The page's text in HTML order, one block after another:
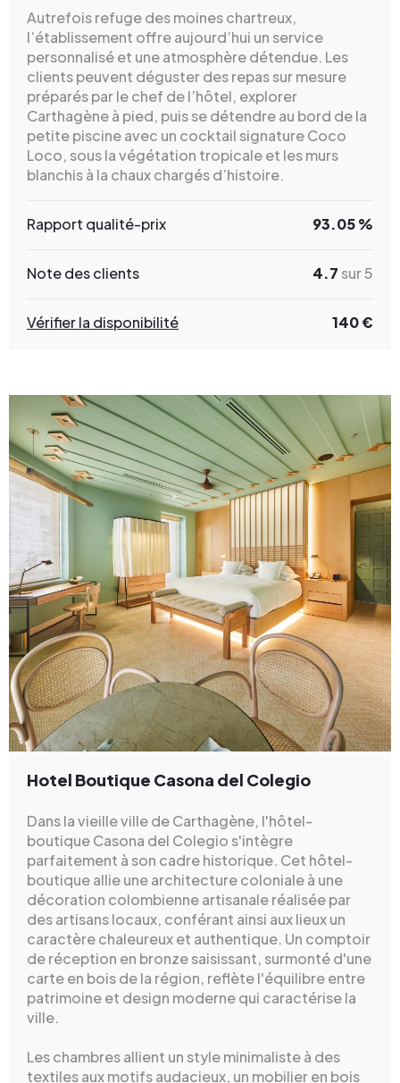
Autrefois refuge des moines chartreux,
l’établissement offre aujourd’hui un service
personnalisé et une atmosphère détendue. Les
clients peuvent déguster des repas sur mesure
préparés par le chef de l’hôtel, explorer
Carthagène à pied, puis se détendre au bord de la
petite piscine avec un cocktail signature Coco
Loco, sous la végétation tropicale et les murs
blanchis à la chaux chargés d’histoire.
Rapport qualité-prix 93.05 %
Note des clients 4.7 sur 5
Vérifier la disponibilité 140 €
Hotel Boutique Casona del Colegio
Dans la vieille ville de Carthagène, l'hôtel-
boutique Casona del Colegio s'intègre
parfaitement à son cadre historique. Cet hôtel-
boutique allie une architecture coloniale à une
décoration colombienne artisanale réalisée par
des artisans locaux, conférant ainsi aux lieux un
caractère chaleureux et authentique. Un comptoir
de réception en bronze saisissant, surmonté d'une
carte en bois de la région, reflète l'équilibre entre
patrimoine et design moderne qui caractérise la
ville.
Les chambres allient un style minimaliste à des
textiles aux motifs audacieux, un mobilier en bois